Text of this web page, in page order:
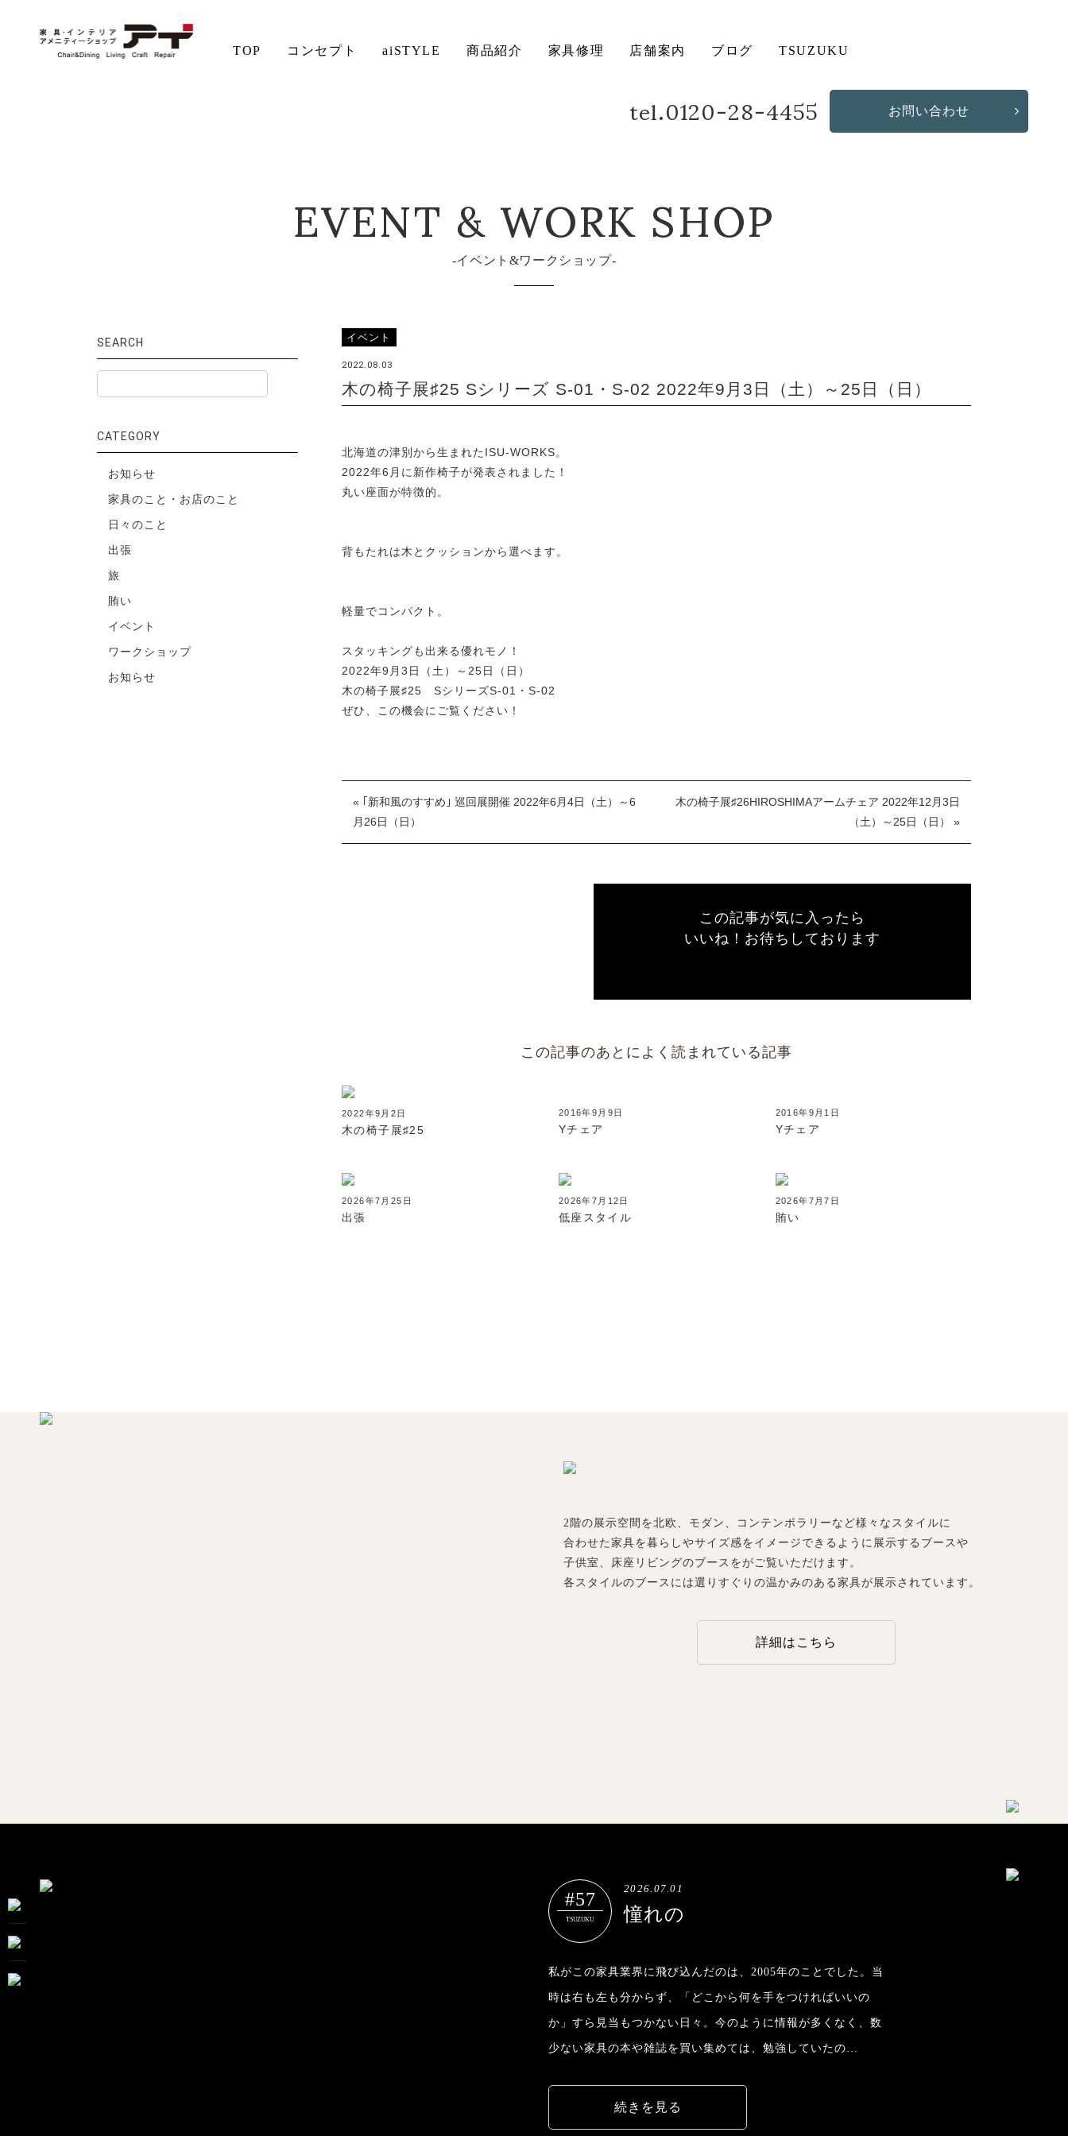
TOP コンセプト aiSTYLE 商品紹介 家具修理 店舗案内 ブログ TSUZUKU
tel.0120-28-4455 お問い合わせ
EVENT & WORK SHOP
イベント&ワークショップ
イベント
2022.08.03
木の椅子展♯25 Sシリーズ S-01・S-02 2022年9月3日（土）～25日（日）
北海道の津別から生まれたISU-WORKS。
2022年6月に新作椅子が発表されました！
丸い座面が特徴的。
背もたれは木とクッションから選べます。
軽量でコンパクト。
スタッキングも出来る優れモノ！
2022年9月3日（土）～25日（日）
木の椅子展♯25 SシリーズS-01・S-02
ぜひ、この機会にご覧ください！
« ｢新和風のすすめ｣ 巡回展開催 2022年6月4日（土）～6
月26日（日）
木の椅子展♯26HIROSHIMAアームチェア 2022年12月3日
（土）～25日（日） »
この記事が気に入ったら
いいね！お待ちしております
この記事のあとによく読まれている記事
2022年9月2日
木の椅子展♯25
2016年9月9日
Yチェア
2016年9月1日
Yチェア
2026年7月25日
出張
2026年7月12日
低座スタイル
2026年7月7日
賄い
SEARCH
CATEGORY
お知らせ
家具のこと・お店のこと
日々のこと
出張
旅
賄い
イベント
ワークショップ
お知らせ
2階の展示空間を北欧、モダン、コンテンポラリーなど様々なスタイルに
合わせた家具を暮らしやサイズ感をイメージできるように展示するブースや
子供室、床座リビングのブースをがご覧いただけます。
各スタイルのブースには選りすぐりの温かみのある家具が展示されています。
詳細はこちら
#57
TSUZUKU
2026.07.01
憧れの
私がこの家具業界に飛び込んだのは、2005年のことでした。当
時は右も左も分からず、「どこから何を手をつければいいの
か」すら見当もつかない日々。今のように情報が多くなく、数
少ない家具の本や雑誌を買い集めては、勉強していたの…
続きを見る